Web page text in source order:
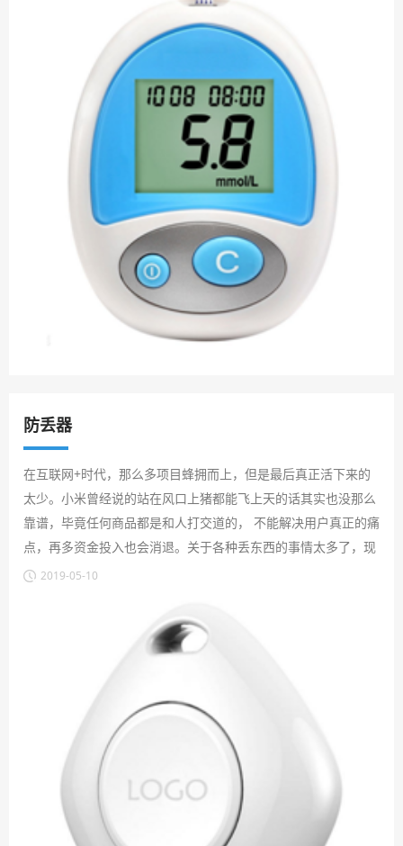
向，基本功能差别并不大。但如何测量得更精细、患者使用起来
更方便，一直是所有企业共同追求的目标。移动互联、动态血糖
监测、无创血糖监测是当前血糖仪发展的三个主要方向。手机血
糖仪充分利用移动互联技术，结合手机、平板等移动设备，实时
给出分析结果，并存储到云端，方便医生及自我进行监控。手机
血糖仪产品通过耳机插孔和手机相连，测试结果将通过手机软件
存储处理，具有保存、自动分析、共享和提醒等多项功能。
防丢器
在互联网+时代，那么多项目蜂拥而上，但是最后真正活下来的
太少。小米曾经说的站在风口上猪都能飞上天的话其实也没那么
靠谱，毕竟任何商品都是和人打交道的， 不能解决用户真正的痛
点，再多资金投入也会消退。关于各种丢东西的事情太多了，现
在出门要带的东西太多了，钥匙、钱包、手机、耳机、手表，丢
来 ，或者防止丢三落四也成为很多人的一个痛点。这个痛点不一
定是刚需的，但解决好了，生活肯定会更好。这款云里物里F4防
哪怕是人绑定在一起，然后在手机上下载一个APP就可以随时随
地找到它。
目前防丢器行业内成熟方案采用CR2032，CR2025纽扣电池作为
电源，此类纽扣电池具有能量密度高，单体电压高，自放电率
低，耐存储，工作温度范围宽等特点。
2019-05-10